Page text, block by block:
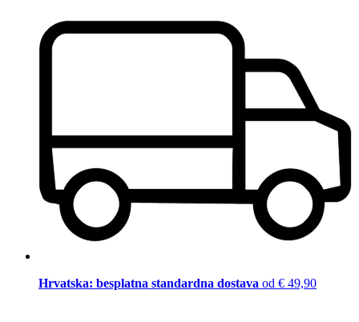
Hrvatska: besplatna standardna dostava od € 49,90